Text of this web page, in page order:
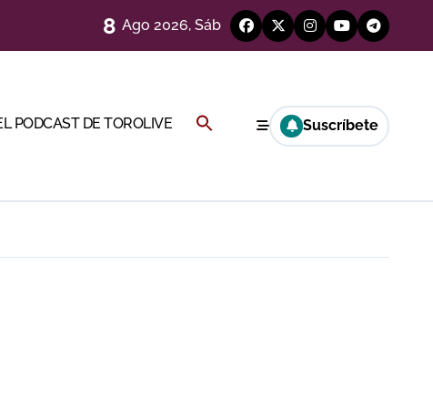
8 Ago 2026, Sáb
PODCAST DE TOROLIVE Buscar: Suscríbete